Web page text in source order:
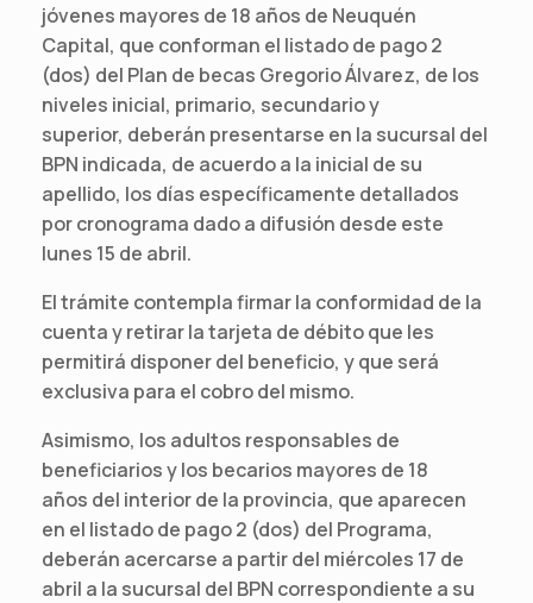
jóvenes mayores de 18 años de Neuquén
Capital, que conforman el listado de pago 2
(dos) del Plan de becas Gregorio Álvarez, de los
niveles inicial, primario, secundario y
superior, deberán presentarse en la sucursal del
BPN indicada, de acuerdo a la inicial de su
apellido, los días específicamente detallados
por cronograma dado a difusión desde este
lunes 15 de abril.
El trámite contempla firmar la conformidad de la
cuenta y retirar la tarjeta de débito que les
permitirá disponer del beneficio, y que será
exclusiva para el cobro del mismo.
Asimismo, los adultos responsables de
beneficiarios y los becarios mayores de 18
años del interior de la provincia, que aparecen
en el listado de pago 2 (dos) del Programa,
deberán acercarse a partir del miércoles 17 de
abril a la sucursal del BPN correspondiente a su